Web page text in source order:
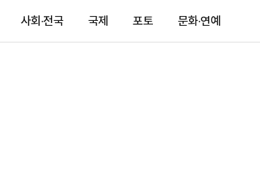
사회·전국 국제 포토 문화·연예